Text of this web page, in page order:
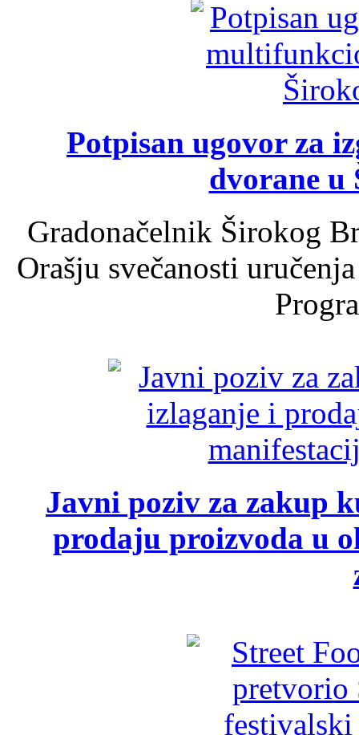
Potpisan ugovor za
dvorane u
Gradonačelnik Širokog
Orašju svečanosti
Javni poziv za zakup
prodaju proizvoda u